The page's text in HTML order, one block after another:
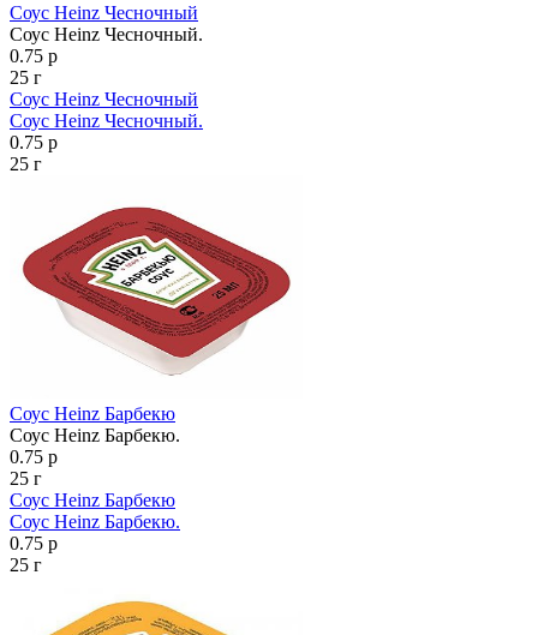
Соус Heinz Чесночный
Соус Heinz Чесночный.
0.75 р
25 г
Соус Heinz Чесночный
Соус Heinz Чесночный.
0.75 р
25 г
Соус Heinz Барбекю
Соус Heinz Барбекю.
0.75 р
25 г
Соус Heinz Барбекю
Соус Heinz Барбекю.
0.75 р
25 г